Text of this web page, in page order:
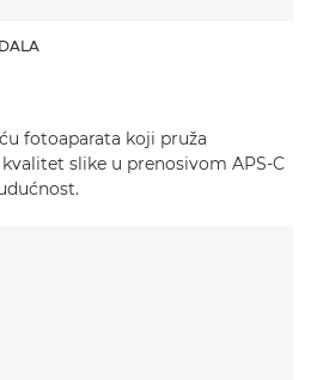
fotoaparata koji pruža
slike u prenosivom APS-C